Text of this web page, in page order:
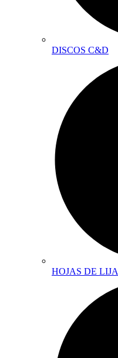
DISCOS C&D
HOJAS DE LIJA